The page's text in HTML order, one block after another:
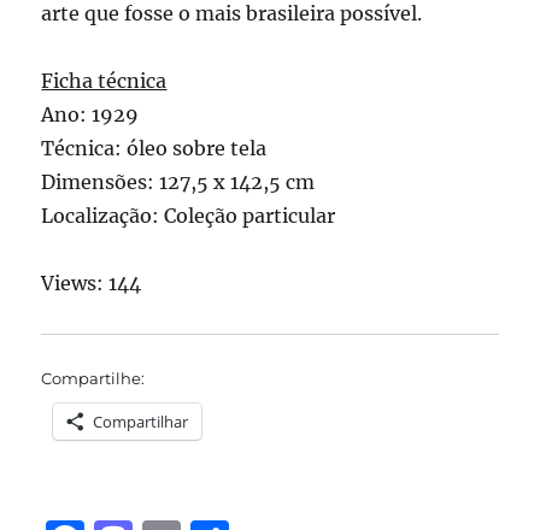
arte que fosse o mais brasileira possível.
Ficha técnica
Ano: 1929
Técnica: óleo sobre tela
Dimensões: 127,5 x 142,5 cm
Localização: Coleção particular
Views: 144
Compartilhe:
Compartilhar